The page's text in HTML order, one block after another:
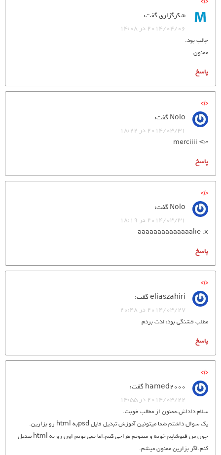
شکرگزاریگفت:
2014/04/06 در 14:08
جالب بود.
ممنون.
پاسخ
Noloگفت:
2014/03/31 در 18:22
merciiii <3
پاسخ
Noloگفت:
2014/03/31 در 18:19
aaaaaaaaaaaaaalie :x
پاسخ
eliaszahiriگفت:
2014/03/27 در 20:48
مطلب قشنگی بود، لذت بردم
پاسخ
hamed2000گفت:
2014/03/22 در 14:55
سلام داداش.ممنون از مطالب خوبت.
یک سوال داشتم شما میتونین آموزش تبدیل فایل psdبه html رو بزارین.
چون من فتوشاپم خوبه و میتونم طراحی کنم.اما نمی تونم اون رو به html تبدیل
کنم.اگر بزارین ممنون میشم.